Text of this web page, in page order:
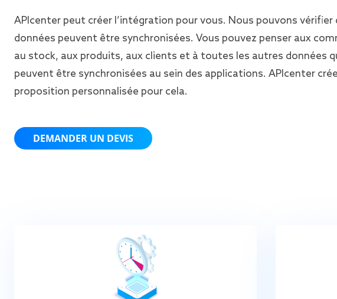
APIcenter peut créer l’intégration pour vous. Nous pouvons vérifier
données peuvent être synchronisées. Vous pouvez penser aux
au stock, aux produits, aux clients et à toutes les autres données
peuvent être synchronisées au sein des applications. APIcenter
proposition personnalisée pour cela.
DEMANDER UN DEVIS